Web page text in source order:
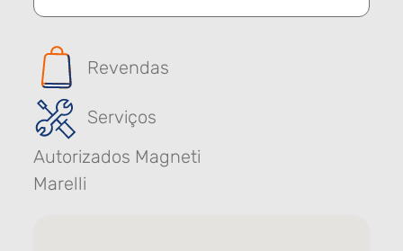
Revendas
Serviços
Autorizados Magneti
Marelli